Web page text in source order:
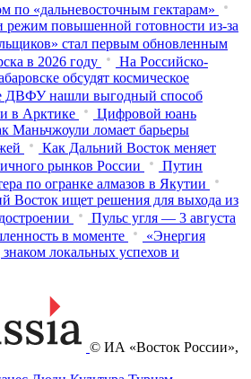
по «дальневосточным гектарам»
режим повышенной готовности из‑за
стал первым обновленным
в 2026 году
На Российско-
обсудят космическое
ДВФУ нашли выгодный способ
в Арктике
Цифровой юань
Маньчжоули ломает барьеры
Как Дальний Восток меняет
рынков России
Путин
по огранке алмазов в Якутии
Восток ищет решения для выхода из
Пульс угля — 3 августа
в моменте
«Энергия
локальных успехов и
© ИА «Восток России»,